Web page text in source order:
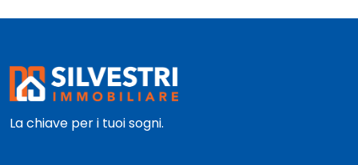
La chiave per i tuoi sogni.